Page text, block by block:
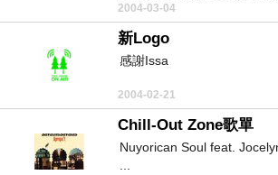
拿...
2004-03-04
新Logo
感謝Issa
2004-02-21
Chill-Out Zone歌單
Nuyorican Soul feat.